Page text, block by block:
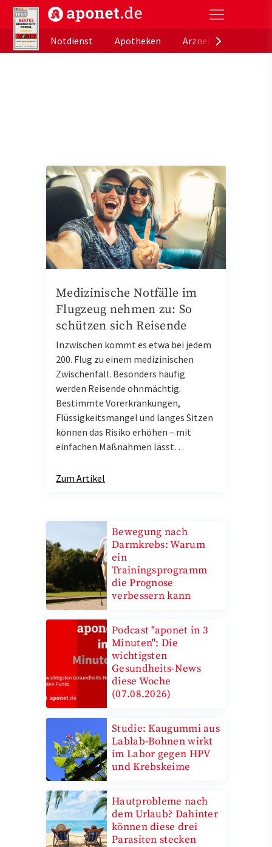
aponet.de - Das offizielle Gesundheitsportal der
Notdienst
Apotheken
Medizinische Notfälle im
Flugzeug nehmen zu: So
schützen sich Reisende
Inzwischen kommt es etwa bei jedem
200. Flug zu einem medizinischen
Zwischenfall. Besonders häufig
werden Reisende ohnmächtig.
Bestimmte Vorerkrankungen,
Flüssigkeitsmangel und langes Sitzen
können das Risiko erhöhen – mit
einfachen Maßnahmen lässt…
Zum Artikel
Bewegung nach
Darmkrebs: Warum
ein
Trainingsprogramm
die Prognose
verbessern kann
Podcast "aponet in 3
Minuten": Die
wichtigsten
Gesundheits-News
diese Woche
(07.08.2026)
Studie: Kaugummi aus
Lablab-Bohnen wirkt
im Labor gegen HPV
und Krebskeime
Hautprobleme nach
dem Urlaub? Dahinter
können diese drei
Parasiten stecken